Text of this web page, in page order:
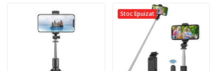
Stoc Epuizat